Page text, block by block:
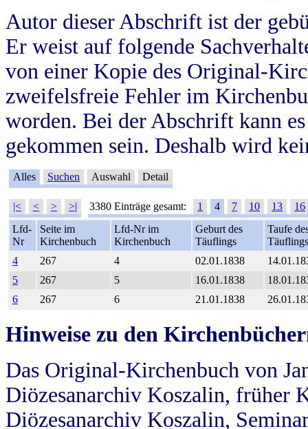
Autor dieser Abschrift ist der
Er weist auf folgende
von einer Kopie des Original-
zweifelsfreie Fehler im
worden. Bei der Abschrift kann
gekommen sein. Deshalb wird
Alles Suchen Auswahl Detail
|< < > >| 3380 Einträge gesamt: 1 4 7 10 13
16
Lfd-
Nr
Seite im
Kirchenbuch
Lfd-Nr im
Kirchenbuch
Geburt des
Täuflings
Taufe
Täuflings
4
267 4 02.01.1838
5
267 5 16.01.1838
6
267 6 21.01.1838
Hinweise zu den
Das Original-Kirchenbuch von
Diözesanarchiv Koszalin, früher
Diözesanarchiv Koszalin,